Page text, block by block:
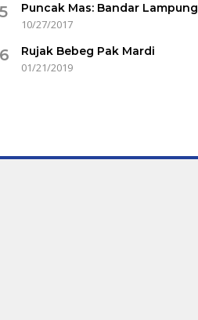
Puncak Mas: Bandar Lampung
10/27/2017
Rujak Bebeg Pak Mardi
01/21/2019